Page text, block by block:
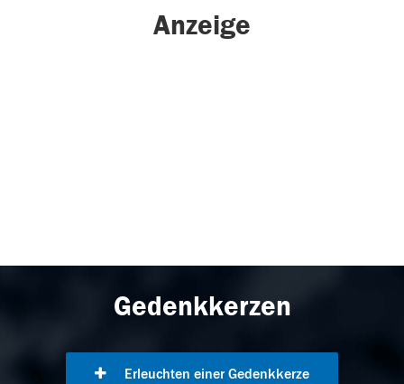
Anzeige
Gedenkkerzen
Erleuchten einer Gedenkkerze